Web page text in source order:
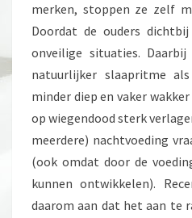
merken, stoppen ze zelf
Doordat de ouders
onveilige situaties.
natuurlijker slaapritme
minder diep en vaker
op wiegendood sterk
meerdere) nachtvoeding
(ook omdat door de
kunnen ontwikkelen).
daarom aan dat het aan te